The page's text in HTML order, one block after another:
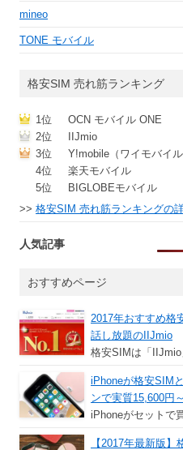
mineo
TONE モバイル
格安SIM 売れ筋ランキング
1位
OCN モバイル ONE
2位
IIJmio
3位
Y!mobile（ワイモバイル
4位
楽天モバイル
5位
BIGLOBEモバイル
>> 格安SIM 売れ筋ランキングの
人気記事
おすすめページ
2017年おすすめ格
話し放題のIIJmio
格安SIMは「IIJmio
iPhoneが格安SIM
ンで実質15,600円～
iPhoneがセットで
【2017年最新版